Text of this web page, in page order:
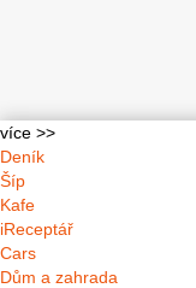
více >>
Deník
Šíp
Kafe
iReceptář
Cars
Dům a zahrada